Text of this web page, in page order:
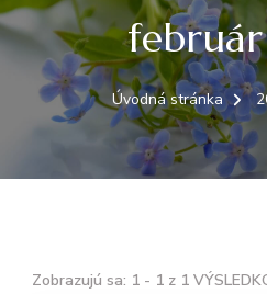
Úvodná stránka
Zobrazujú sa: 1 - 1 z 1